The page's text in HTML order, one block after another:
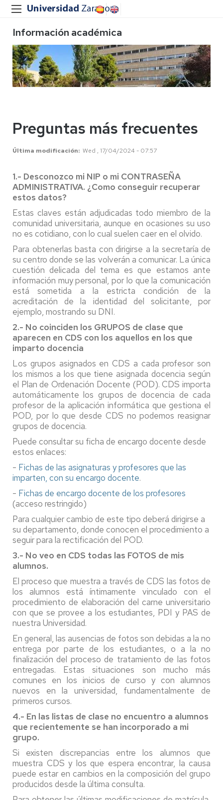
Información académica
Preguntas más frecuentes
Última modificación Wed , 17/04/2024 - 07:57
1.- Desconozco mi NIP o mi CONTRASEÑA
ADMINISTRATIVA. ¿Como conseguir recuperar
estos datos?
Estas claves están adjudicadas todo miembro de la
comunidad universitaria, aunque en ocasiones su uso
no es cotidiano, con lo cual suelen caer en el olvido.
Para obtenerlas basta con dirigirse a la secretaría de
su centro donde se las volverán a comunicar. La única
cuestión delicada del tema es que estamos ante
información muy personal, por lo que la comunicación
está sometida a la estricta condición de la
acreditación de la identidad del solicitante, por
ejemplo, mostrando su DNI.
2.- No coinciden los GRUPOS de clase que
aparecen en CDS con los aquellos en los que
imparto docencia
Los grupos asignados en CDS a cada profesor son
los mismos a los que tiene asignada docencia según
el Plan de Ordenación Docente (POD). CDS importa
automáticamente los grupos de docencia de cada
profesor de la aplicación informática que gestiona el
POD, por lo que desde CDS no podemos reasignar
grupos de docencia.
Puede consultar su ficha de encargo docente desde
estos enlaces:
- Fichas de las asignaturas y profesores que las
imparten, con su encargo docente.
- Fichas de encargo docente de los profesores
(acceso restringido)
Para cualquier cambio de este tipo deberá dirigirse a
su departamento, donde conocen el procedimiento a
seguir para la rectificación del POD.
3.- No veo en CDS todas las FOTOS de mis
alumnos.
El proceso que muestra a través de CDS las fotos de
los alumnos está íntimamente vinculado con el
procedimiento de elaboración del carne universitario
con que se provee a los estudiantes, PDI y PAS de
nuestra Universidad.
En general, las ausencias de fotos son debidas a la no
entrega por parte de los estudiantes, o a la no
finalización del proceso de tratamiento de las fotos
entregadas. Estas situaciones son mucho más
comunes en los inicios de curso y con alumnos
nuevos en la universidad, fundamentalmente de
primeros cursos.
4.- En las listas de clase no encuentro a alumnos
que recientemente se han incorporado a mi
grupo.
Si existen discrepancias entre los alumnos que
muestra CDS y los que espera encontrar, la causa
puede estar en cambios en la composición del grupo
producidos desde la última consulta.